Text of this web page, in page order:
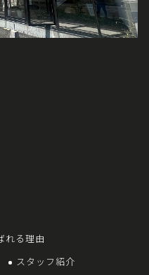
れる理由
スタッフ紹介